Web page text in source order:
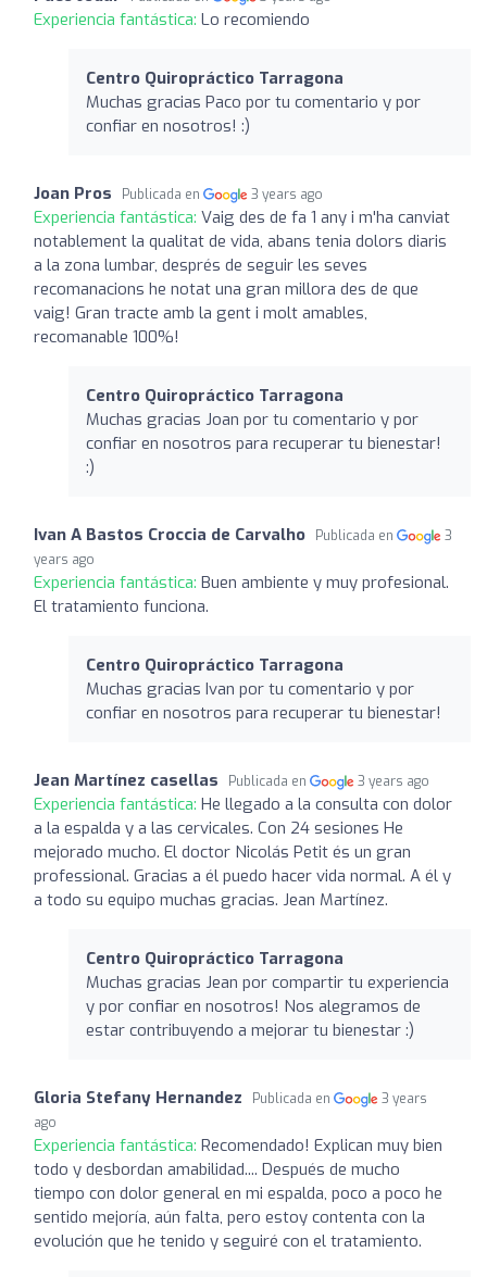
Experiencia fantástica: Lo recomiendo
Centro Quiropráctico Tarragona
Muchas gracias Paco por tu comentario y por
confiar en nosotros! :)
Joan Pros Publicada en 3 years ago
Experiencia fantástica: Vaig des de fa 1 any i m'ha canviat
notablement la qualitat de vida, abans tenia dolors diaris
a la zona lumbar, després de seguir les seves
recomanacions he notat una gran millora des de que
vaig! Gran tracte amb la gent i molt amables,
recomanable 100%!
Centro Quiropráctico Tarragona
Muchas gracias Joan por tu comentario y por
confiar en nosotros para recuperar tu bienestar!
:)
Ivan A Bastos Croccia de Carvalho Publicada en
3
years ago
Experiencia fantástica: Buen ambiente y muy profesional.
El tratamiento funciona.
Centro Quiropráctico Tarragona
Muchas gracias Ivan por tu comentario y por
confiar en nosotros para recuperar tu bienestar!
Jean Martínez casellas Publicada en 3 years ago
Experiencia fantástica: He llegado a la consulta con dolor
a la espalda y a las cervicales. Con 24 sesiones He
mejorado mucho. El doctor Nicolás Petit és un gran
professional. Gracias a él puedo hacer vida normal. A él y
a todo su equipo muchas gracias. Jean Martínez.
Centro Quiropráctico Tarragona
Muchas gracias Jean por compartir tu experiencia
y por confiar en nosotros! Nos alegramos de
estar contribuyendo a mejorar tu bienestar :)
Gloria Stefany Hernandez Publicada en
3 years
ago
Experiencia fantástica: Recomendado! Explican muy bien
todo y desbordan amabilidad.... Después de mucho
tiempo con dolor general en mi espalda, poco a poco he
sentido mejoría, aún falta, pero estoy contenta con la
evolución que he tenido y seguiré con el tratamiento.